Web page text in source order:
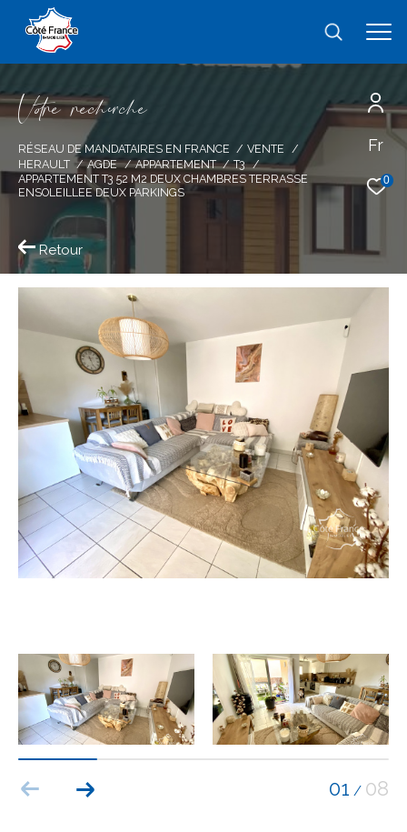
Fr
0
Vore recece
RÉSEAU DE MANDATAIRES EN FRANCE
VENTE
HERAULT
AGDE APPARTEMENT
T3
APPARTEMENT T3 52 M2 DEUX CHAMBRES TERRASSE
ENSOLEILLEE DEUX PARKINGS
Retour
01 / 08
Effectuer une recherche
et trouver le bien qui correspond à vos
critères
Type
d'offre
Vente
Type
type de bien
Budget
Budget
Surface
Surface
Pièces
AFFINER LES CRITÈRES